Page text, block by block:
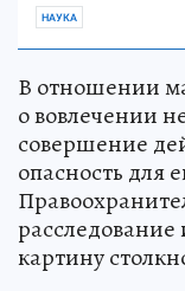
НАУКА
В отношении
о вовлечении
совершение
опасность для
расследование
картину